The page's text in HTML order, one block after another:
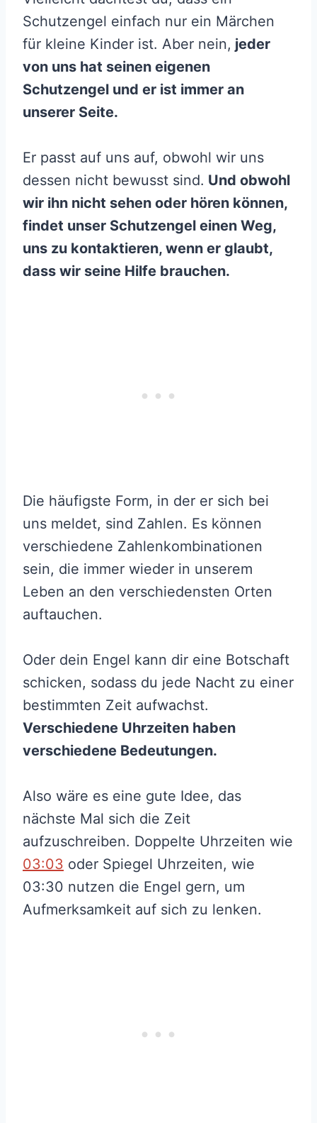
Schutzengel einfach nur ein Märchen
für kleine Kinder ist. Aber nein, jeder
von uns hat seinen eigenen
Schutzengel und er ist immer an
unserer Seite.
Er passt auf uns auf, obwohl wir uns
dessen nicht bewusst sind. Und obwohl
wir ihn nicht sehen oder hören können,
findet unser Schutzengel einen Weg,
uns zu kontaktieren, wenn er glaubt,
dass wir seine Hilfe brauchen.
Die häufigste Form, in der er sich bei
uns meldet, sind Zahlen. Es können
verschiedene Zahlenkombinationen
sein, die immer wieder in unserem
Leben an den verschiedensten Orten
auftauchen.
Oder dein Engel kann dir eine Botschaft
schicken, sodass du jede Nacht zu einer
bestimmten Zeit aufwachst.
Verschiedene Uhrzeiten haben
verschiedene Bedeutungen.
Also wäre es eine gute Idee, das
nächste Mal sich die Zeit
aufzuschreiben. Doppelte Uhrzeiten wie
03:03 oder Spiegel Uhrzeiten, wie
03:30 nutzen die Engel gern, um
Aufmerksamkeit auf sich zu lenken.